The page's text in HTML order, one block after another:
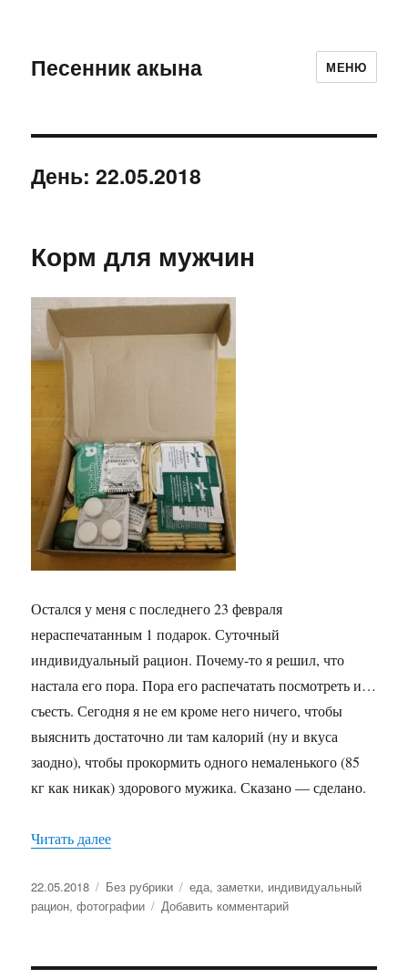
Песенник акына МЕНЮ
День:22.05.2018
Корм для мужчин
Остался у меня с последнего 23 февраля
нераспечатанным 1 подарок. Суточный
индивидуальный рацион. Почему-то я решил, что
настала его пора. Пора его распечатать посмотреть и…
съесть. Сегодня я не ем кроме него ничего, чтобы
выяснить достаточно ли там калорий (ну и вкуса
заодно), чтобы прокормить одного немаленького (85
кг как никак) здорового мужика. Сказано — сделано.
Читать далее
Опубликовано
22.05.2018 Рубрики
Без рубрики Метки
еда,заметки, индивидуальный
рацион,фотографии Добавить комментарий
для